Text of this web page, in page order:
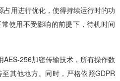
用进行优化，使得持续运行时的功
使用不受影响的前提下，待机时间
256加密传输技术，所有操作数
其他地方。同时，严格依照GDPR